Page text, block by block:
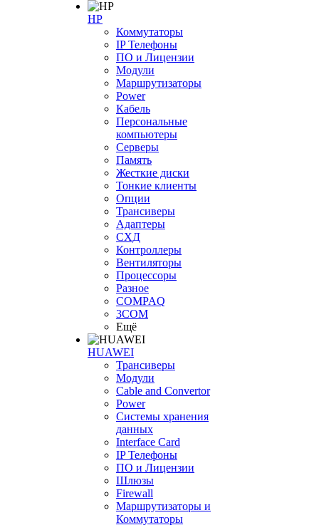
HP
Коммутаторы
IP Телефоны
ПО и Лицензии
Модули
Маршрутизаторы
Power
Кабель
Персональные
компьютеры
Серверы
Память
Жесткие диски
Тонкие клиенты
Опции
Трансиверы
Адаптеры
СХД
Контроллеры
Вентиляторы
Процессоры
Разное
COMPAQ
3COM
Ещё
HUAWEI
Трансиверы
Модули
Cable and Convertor
Power
Системы хранения
данных
Interface Card
IP Телефоны
ПО и Лицензии
Шлюзы
Firewall
Маршрутизаторы и
Коммутаторы